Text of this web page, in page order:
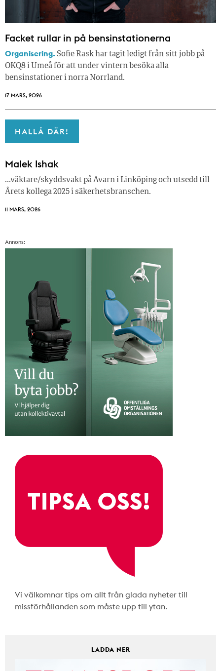
Facket rullar in på bensinstationerna
Organisering.Sofie Rask har tagit ledigt från sitt jobb på
OKQ8 i Umeå för att under vintern besöka alla
bensinstationer i norra Norrland.
17 MARS, 2026
HALLÅ DÄR!
Malek Ishak
…väktare/skyddsvakt på Avarn i Linköping och utsedd till
Årets kollega 2025 i säkerhetsbranschen.
11 MARS, 2026
Annons:
Vi välkomnar tips om allt från glada nyheter till
missförhållanden som måste upp till ytan.
LADDA NER